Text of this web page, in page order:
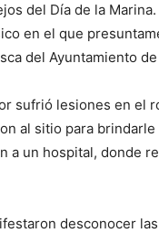
del Día de la
en el que
del Ayuntamiento
sufrió lesiones en el
al sitio para
a un hospital, donde
desconocer